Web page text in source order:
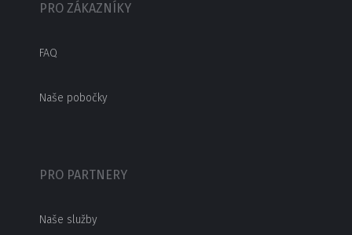
PRO ZÁKAZNÍKY
FAQ
Naše pobočky
PRO PARTNERY
Naše služby